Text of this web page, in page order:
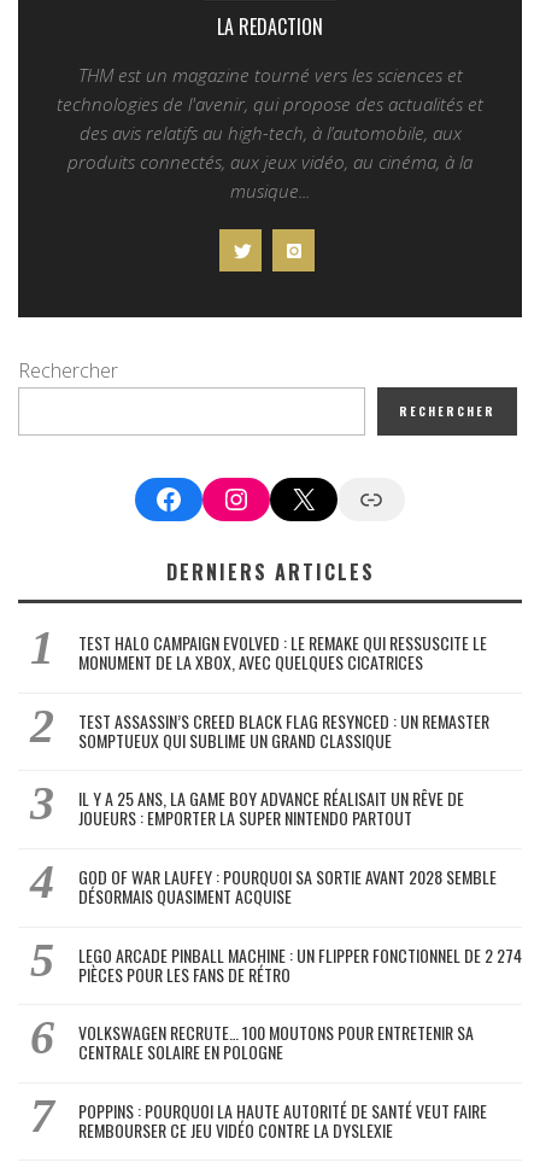
LA REDACTION
THM est un magazine tourné vers les sciences et
technologies de l'avenir, qui propose des actualités et
des avis relatifs au high-tech, à l’automobile, aux
produits connectés, aux jeux vidéo, au cinéma, à la
musique...
Rechercher
RECHERCHER
FacebookInstagram
X Google News
DERNIERS ARTICLES
TEST HALO CAMPAIGN EVOLVED : LE REMAKE QUI RESSUSCITE LE
MONUMENT DE LA XBOX, AVEC QUELQUES CICATRICES
TEST ASSASSIN’S CREED BLACK FLAG RESYNCED : UN REMASTER
SOMPTUEUX QUI SUBLIME UN GRAND CLASSIQUE
IL Y A 25 ANS, LA GAME BOY ADVANCE RÉALISAIT UN RÊVE DE
JOUEURS : EMPORTER LA SUPER NINTENDO PARTOUT
GOD OF WAR LAUFEY : POURQUOI SA SORTIE AVANT 2028 SEMBLE
DÉSORMAIS QUASIMENT ACQUISE
LEGO ARCADE PINBALL MACHINE : UN FLIPPER FONCTIONNEL DE 2 274
PIÈCES POUR LES FANS DE RÉTRO
VOLKSWAGEN RECRUTE… 100 MOUTONS POUR ENTRETENIR SA
CENTRALE SOLAIRE EN POLOGNE
POPPINS : POURQUOI LA HAUTE AUTORITÉ DE SANTÉ VEUT FAIRE
REMBOURSER CE JEU VIDÉO CONTRE LA DYSLEXIE